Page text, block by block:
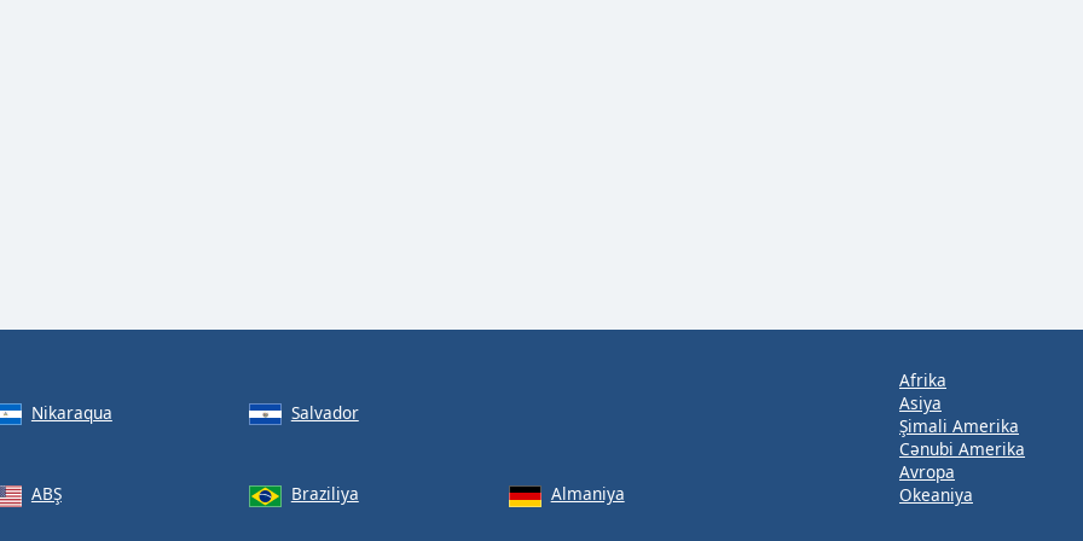
Nikaraqua Salvador
ABŞ Braziliya Almaniya
Afrika
Asiya
Şimali Amerika
Cənubi Amerika
Avropa
Okeaniya